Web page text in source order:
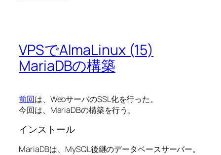
VPSでAlmaLinux (15)
MariaDBの構築
前回は、WebサーバのSSL化を行った。
今回は、MariaDBの構築を行う。
インストール
MariaDBは、MySQL後継のデータベースサーバー。